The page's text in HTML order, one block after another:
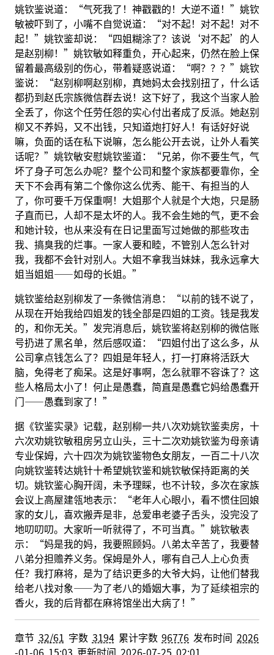
姚钦鉴说道：“气死我了！神戳戳的！大逆不道！”姚钦
敏被吓到了，小嘴不自觉说道：“对不起！对不起！对不
起！”姚钦鉴却说：“四姐糊涂了？该说‘对不起’的人
是赵别柳！”姚钦敏如释重负，开心起来，仍然在脸上保
留着最高级别的伤心，带着疑惑说道：“啊？？？”姚钦
鉴说：“赵别柳啊赵别柳，真她妈太会找别扭了，什么话
都扔到赵氏宗族微信群去说！这下好了，我这个当家人脸
全丢了，你这个任劳任怨的实心付出者成了反派。她赵别
柳又不养妈，又不出钱，只知道炮打好人！有话好好说
嘛，负面的话在私下说嘛，怎么能公开去说，让外人看笑
话呢？”姚钦敏安慰姚钦鉴道：“兄弟，你不要生气，气
坏了身子可怎么办呢？整个公司和整个家族都要靠你，全
天下不会再有第二个像你这么优秀、能干、有担当的人
了，你可要千万保重啊！大姐那个人就是个大炮，只是肠
子直而已，人却不是太坏的人。我不会生她的气，更不会
和她计较，也从来没有在日记里面写过她做的那些攻击
我、搞臭我的烂事。一家人要和睦，不管别人怎么针对
我，我都不会针对别人。大姐不拿我当妹妹，我永远拿大
姐当姐姐——如母的长姐。”
姚钦鉴给赵别柳发了一条微信消息：“以前的钱不说了，
从现在开始我给四姐发的钱全部是四姐的工资。钱是我发
的，和你无关。”发完消息后，姚钦鉴将赵别柳的微信账
号扔进了黑名单，然后感叹道：“四姐付出了这么多，从
公司拿点钱怎么了？四姐是年轻人，打一打麻将活跃大
脑，免得老了痴呆。这是好事啊，怎么就罪不容诛了？这
些人格局太小了！何止是愚蠢，简直是愚蠢它妈给愚蠢开
门——愚蠢到家了！”
据《钦鉴实录》记载，赵别柳一共八次劝姚钦鉴卖房，十
六次劝姚钦敏租房另立山头，三十二次劝姚钦鉴为母亲请
专业保姆，六十四次为姚钦鉴物色女朋友，一百二十八次
向姚钦鉴转达姚针十希望姚钦鉴和姚钦敏保持距离的关
切。姚钦鉴心胸开阔，未予理睬，也不计较，多次在家族
会议上高屋建瓴地表示：“老年人心眼小，看不惯住回娘
家的女儿，喜欢搬弄是非，总爱串老婆子舌头，没完没了
地叨叨叨。大家听一听就得了，不可当真。”姚钦敏表
示：“妈是我的妈，我要照顾妈。八弟太辛苦了，我要替
八弟分担赡养义务。保姆是外人，哪有自己人上心负责
任？我打麻将，是为了结识更多的大爷大妈，让他们替我
给老八找对象——为了老八的婚姻大事，为了延续祖宗的
香火，我的后背都在麻将馆坐出大病了！”
章节 32/61 字数 3194累计字数96776 发布时间2026
-01-06 15:03 更新时间 2026-07-25 02:01